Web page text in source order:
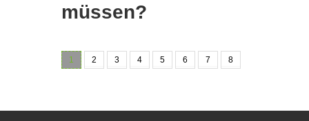
müssen?
1 2 3 4 5 6 7 8